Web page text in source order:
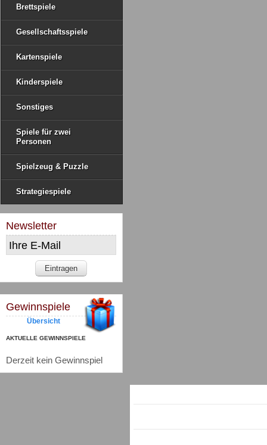
Brettspiele
Gesellschaftsspiele
Kartenspiele
Kinderspiele
Sonstiges
Spiele für zwei
Personen
Spielzeug & Puzzle
Strategiespiele
Newsletter
Gewinnspiele
Übersicht
AKTUELLE GEWINNSPIELE
Derzeit kein Gewinnspiel